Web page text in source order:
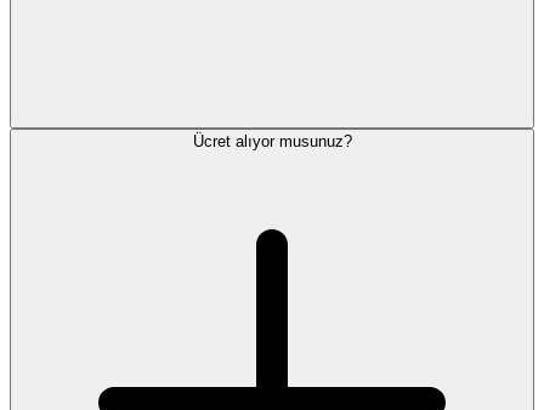
Ücret alıyor musunuz?